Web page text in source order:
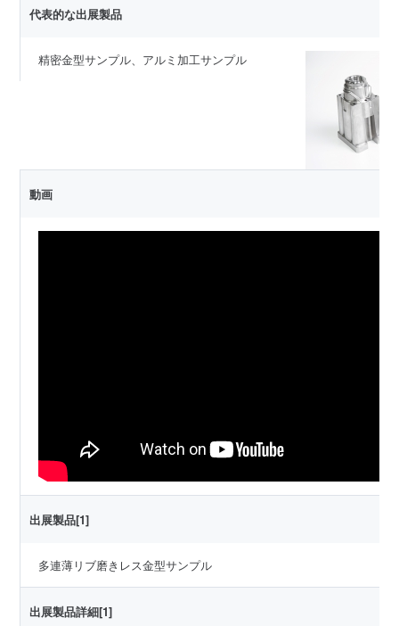
代表的な出展製品
精密金型サンプル、アルミ加工サンプル
動画
出展製品[1]
多連薄リブ磨きレス金型サンプル
出展製品詳細[1]